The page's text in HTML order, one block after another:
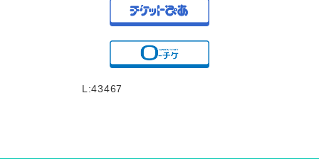
L:43467